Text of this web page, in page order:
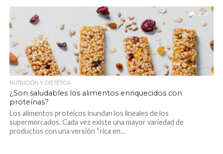
2.1K
NUTRICIÓN Y DIETÉTICA
¿Son saludables los alimentos enriquecidos con
proteínas?
Los alimentos proteicos inundan los lineales de los
supermercados. Cada vez existe una mayor variedad de
productos con una versión “rica en...